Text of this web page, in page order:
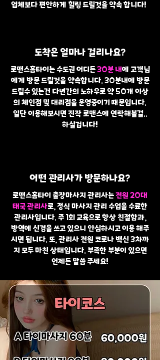
업체보다 편안하게 힐링 드릴것을 약속 합니다!
도착은 얼마나 걸리나요?
로맨스홈타이는 수도권 어디든30분 내에 고객님
에게 방문 드릴것을 약속합니다. 30분내에 방문
드릴수 있는건 다년간의 노하우로 약 50개 이상
의 체인점 및 대리점을 운영중이기 때문입니다.
일단 이용해보시면 진작 로맨스에 연락해볼걸..
하실겁니다!
어떤 관리사가 방문하나요?
로맨스홈타이 출장마사지 관리사는전원 20대
태국 관리사로, 정식 마사지 관리 수업을 수료한
관리사입니다. 주 1회 교육으로 항상 친절함과,
방역에 신경을 쓰고 있으니 안심하시고 이용 해주
시면 됩니다. 또, 관리사 전원 코로나 백신 3차까
지 모두 마친 상태입니다. 부족한 부분이 있으면
언제든 말씀 주세요!